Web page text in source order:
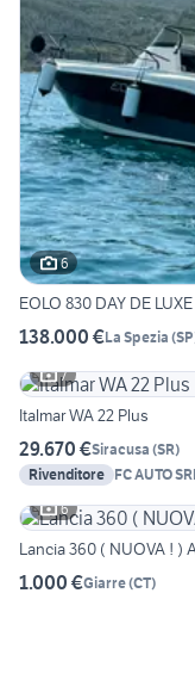
6
EOLO 830 DAY DE
138.000 €La Spezia (SP
7
Italmar WA 22 Plus
29.670 €Siracusa (SR)
Rivenditore FC AUTO
6
Lancia 360 ( NUOVA ! )
1.000 €Giarre(CT)